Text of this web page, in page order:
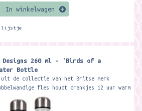
In winkelwagen
Designs 260 ml - 'Birds of a
Bottle
uit de collectie van het Britse merk
fles houdt drankjes 12 uur warm